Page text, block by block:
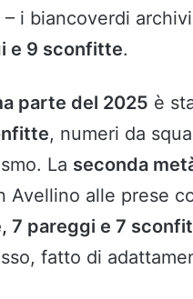
– i biancoverdi
e 9 sconfitte.
parte del 2025 è
, numeri da
La seconda
Avellino alle prese
7 pareggi e 7
fatto di